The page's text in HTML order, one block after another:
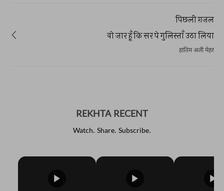
पिछली ग़ज़ल
वो ज़ार हूँ कि सर पे गुलिस्ताँ उठा लिया
हातिम अली मेहर
REKHTA RECENT
Watch. Share. Subscribe.